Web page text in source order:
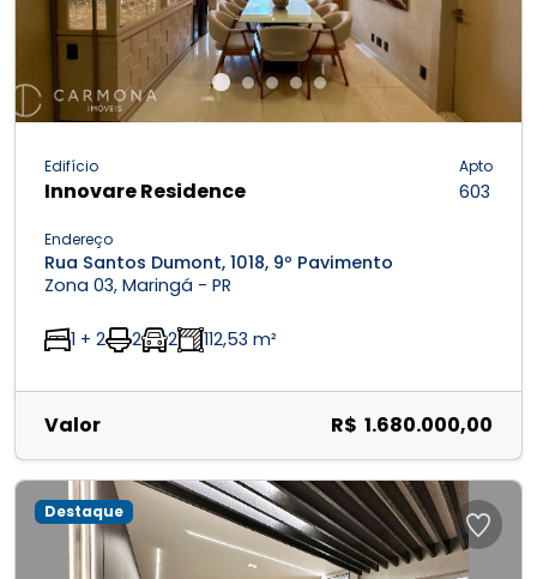
Edifício
Innovare Residence
Apto
603
Endereço
Rua Santos Dumont, 1018, 9º Pavimento
Zona 03, Maringá - PR
1 + 2 2 2 112,53 m²
Valor R$ 1.680.000,00
Destaque